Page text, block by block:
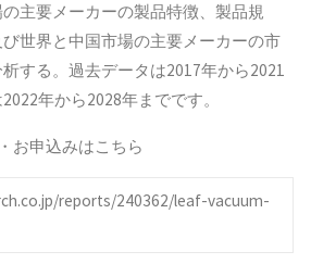
主要メーカーの製品特徴、製品規
世界と中国市場の主要メーカーの市
する。過去データは2017年から2021
年から2028年までです。
お申込みはこちら
reports/240362/leaf-vacuum-